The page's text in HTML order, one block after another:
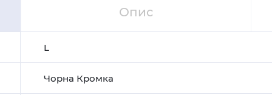
Опис
L
Чорна Кромка